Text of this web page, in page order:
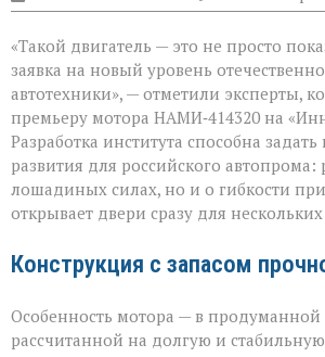
«Такой двигатель — это не просто
заявка на новый уровень
автотехники», — отметили эксперты,
премьеру мотора НАМИ‑414320 на
Разработка института способна
развития для российского автопрома:
лошадиных силах, но и о гибкости
открывает двери сразу для
Конструкция с запасом
Особенность мотора — в продуманной
рассчитанной на долгую и